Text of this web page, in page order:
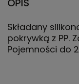
OPIS
Składany
pokrywką z PP.
Pojemności do